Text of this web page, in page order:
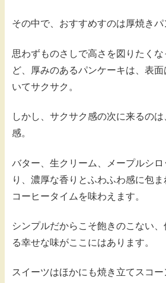
その中で、おすすめすのは厚焼きパ
思わずものさしで高さを図りたく
ど、厚みのあるパンケーキは、表
いてサクサク。
しかし、サクサク感の次に来るの
感。
バター、生クリーム、メープルシ
り、濃厚な香りとふわふわ感に包
コーヒータイムを味わえます。
シンプルだからこそ飽きのこない
る幸せな味がここにはあります。
スイーツはほかにも焼き立てスコ